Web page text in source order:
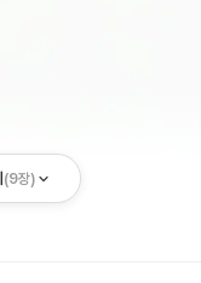
(9장)